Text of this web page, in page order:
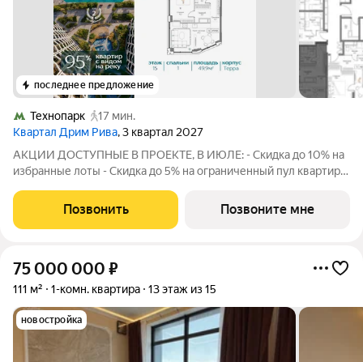
последнее предложение
Технопарк
17 мин.
Квартал Дрим Рива, 3 квартал 2027
АКЦИИ ДОСТУПНЫЕ В ПРОЕКТЕ, В ИЮЛЕ: - Скидка до 10% на
избранные лоты - Скидка до 5% на ограниченный пул квартир -
удорожания. Размер скидки зависит от суммы
первоначального взноса и рассчитывается
Позвонить Позвоните мне
75 000 000 ₽
111 м² 1-комн. квартира 13 этаж из 15
новостройка